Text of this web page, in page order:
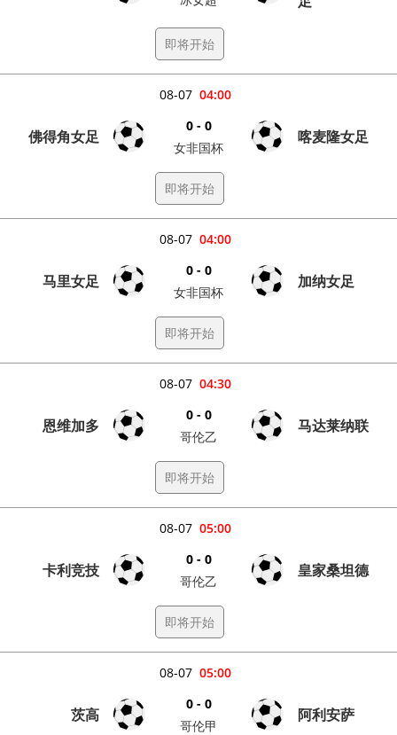
即将开始
04:00
08-07
佛得角女足
0 - 0
女非国杯
喀麦隆女足
即将开始
04:00
08-07
马里女足
0 - 0
女非国杯
加纳女足
即将开始
04:30
08-07
恩维加多
0 - 0
哥伦乙
马达莱纳联
即将开始
05:00
08-07
卡利竞技
0 - 0
哥伦乙
皇家桑坦德
即将开始
05:00
08-07
茨高
0 - 0
哥伦甲
阿利安萨